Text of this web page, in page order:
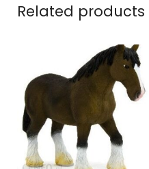
Related products